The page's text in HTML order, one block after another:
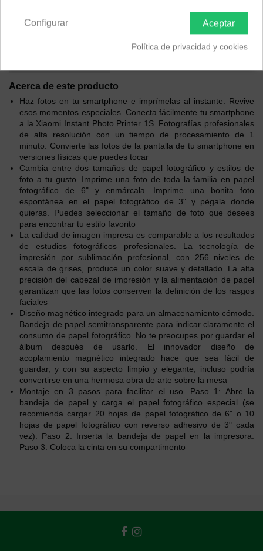
Acerca de este producto
Haz fotos en tu smartphone e imprímelas al instante. Revive
esos momentos especiales. Conecta fácilmente tu smartphone
a la Xiaomi Instant Photo Printer 1S. Fotografías profesionales
de alta resolución con un tiempo de procesamiento de 1
minuto. Convierte las fotos de la pantalla de tu smartphone en
versiones físicas que puedes tocar
Cambia entre dos tamaños de papel fotográfico y estilos de
foto a tu gusto. Imprime una foto de toda la familia en papel
fotográfico de 6" y enmárcala. Imprime una bonita foto
espontánea en el papel fotográfico de 3" y pégala donde
quieras. Puedes seleccionar el tamaño de foto que desees
para encontrar tu estilo favorito
La calidad de imagen impresa es comparable a los resultados
de estudios fotográficos profesionales. La tecnología de
impresión por sublimación profesional, con 256 niveles de
escala de grises, produce un color suave y detallado. La alta
precisión del cabezal de impresión y la alimentación de papel
garantizan que las fotos conserven la definición de los rasgos
faciales
Diseño magnético integrado para un almacenamiento cómodo.
Bandeja de papel semitransparente para indicar claramente el
consumo de papel fotográfico. No te preocupes por guardar el
álbum después de usarlo. El innovador diseño de
acoplamiento magnético integrado hace que sea fácil de
guardar, y con su aspecto limpio y elegante, incluso podría
convertirse en una hermosa obra de arte sobre la mesa
Montaje en 3 pasos para facilitar el uso. Paso 1: Abre la
bandeja de papel y carga el papel fotográfico especial (se
recomienda cargar 20 hojas de papel fotográfico de 6" o 10
hojas de papel fotográfico con reverso adhesivo de 3" cada
vez). Paso 2: Inserta la bandeja de papel en la impresora.
Paso 3: Coloca la cinta en su compartimento
Aceptar
Configurar
Política de privacidad y cookies